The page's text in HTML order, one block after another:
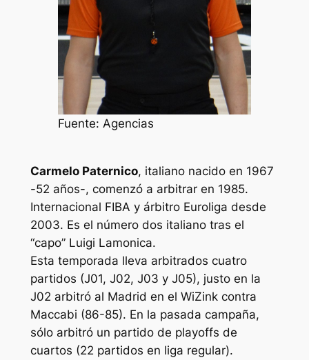
Fuente: Agencias
Carmelo Paternico, italiano nacido en 1967
-52 años-, comenzó a arbitrar en 1985.
Internacional FIBA y árbitro Euroliga desde
2003. Es el número dos italiano tras el
“capo” Luigi Lamonica.
Esta temporada lleva arbitrados cuatro
partidos (J01, J02, J03 y J05), justo en la
J02 arbitró al Madrid en el WiZink contra
Maccabi (86-85). En la pasada campaña,
sólo arbitró un partido de playoffs de
cuartos (22 partidos en liga regular).